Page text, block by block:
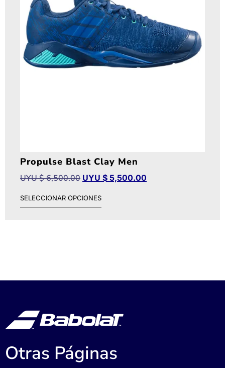
Propulse Blast Clay Men
UYU $6,500.00 UYU $ 5,500.00
SELECCIONAR OPCIONES
Otras Páginas